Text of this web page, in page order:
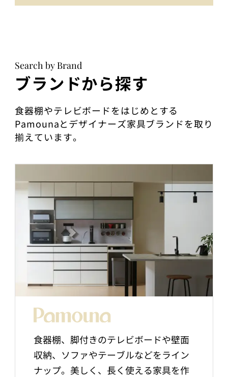
Search by Brand
ブランドから探す
食器棚やテレビボードをはじめとする
Pamounaとデザイナーズ家具ブランドを取り
揃えています。
食器棚、脚付きのテレビボードや壁面
収納、ソファやテーブルなどをライン
ナップ。美しく、長く使える家具を作